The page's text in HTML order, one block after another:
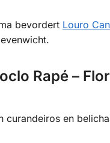
bevordert Louro
Rapé –
en